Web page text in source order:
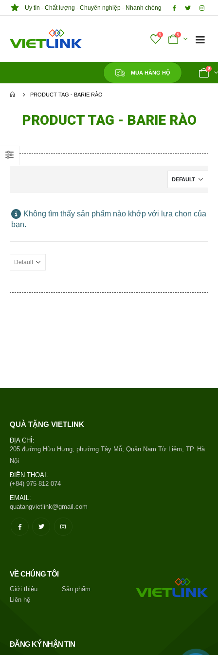
Uy tín - Chất lượng - Chuyên nghiệp - Nhanh chóng
0 0
MUA HÀNG HỘ
0
PRODUCT TAG - BARIE RÀO
PRODUCT TAG - BARIE RÀO
Không tìm thấy sản phẩm nào khớp với lựa chọn của
bạn.
QUÀ TẶNG VIETLINK
ĐỊA CHỈ:
205 đường Hữu Hưng, phường Tây Mỗ, Quận Nam Từ Liêm, TP. Hà
Nội
ĐIỆN THOẠI:
(+84) 975 812 074
EMAIL:
quatangvietlink@gmail.com
VỀ CHÚNG TÔI
Giới thiệu
Sản phẩm
Liên hệ
ĐĂNG KÝ NHẬN TIN